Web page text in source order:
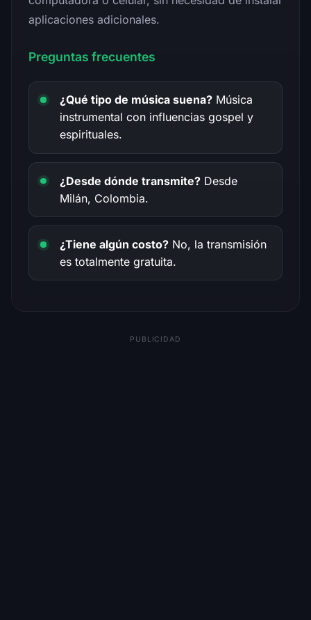
aplicaciones adicionales.
Preguntas frecuentes
¿Qué tipo de música suena? Música
instrumental con influencias gospel y
espirituales.
¿Desde dónde transmite? Desde
Milán, Colombia.
¿Tiene algún costo? No, la transmisión
es totalmente gratuita.
PUBLICIDAD